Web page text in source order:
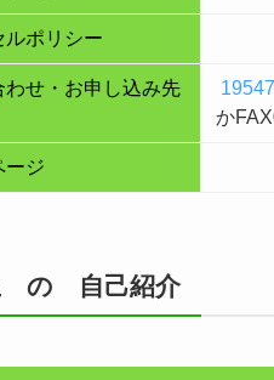
ルポリシー
わせ・お申し込み先
か
ージ
の 自己紹介